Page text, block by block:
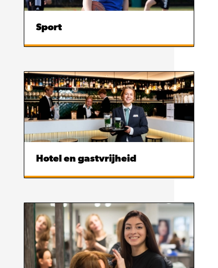
Sport
Hotel en gastvrijheid